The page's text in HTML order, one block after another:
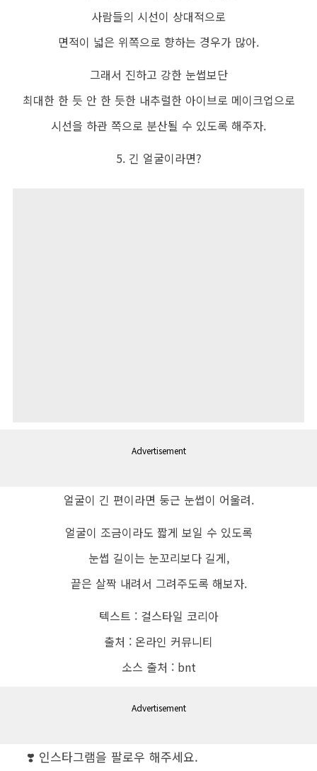
사람들의 시선이 상대적으로
면적이 넓은 위쪽으로 향하는 경우가 많아.
그래서 진하고 강한 눈썹보단
최대한 한 듯 안 한 듯한 내추럴한 아이브로 메이크업으로
시선을 하관 쪽으로 분산될 수 있도록 해주자.
5. 긴 얼굴이라면?
Advertisement
얼굴이 긴 편이라면 둥근 눈썹이 어울려.
얼굴이 조금이라도 짧게 보일 수 있도록
눈썹 길이는 눈꼬리보다 길게,
끝은 살짝 내려서 그려주도록 해보자.
텍스트 : 걸스타일 코리아
출처 : 온라인 커뮤니티
소스 출처 : bnt
Advertisement
❣️ 인스타그램을 팔로우 해주세요.